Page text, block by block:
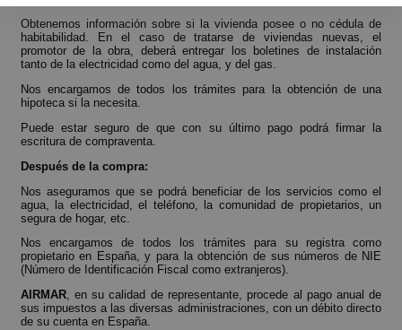
Obtenemos información sobre si la vivienda posee o no cédula de
habitabilidad. En el caso de tratarse de viviendas nuevas, el
promotor de la obra, deberá entregar los boletines de instalación
tanto de la electricidad como del agua, y del gas.
Nos encargamos de todos los trámites para la obtención de una
hipoteca si la necesita.
Puede estar seguro de que con su último pago podrá firmar la
escritura de compraventa.
Después de la compra:
Nos aseguramos que se podrá beneficiar de los servicios como el
agua, la electricidad, el teléfono, la comunidad de propietarios, un
segura de hogar, etc.
Nos encargamos de todos los trámites para su registra como
propietario en España, y para la obtención de sus números de NIE
(Número de Identificación Fiscal como extranjeros).
AIRMAR, en su calidad de representante, procede al pago anual de
sus impuestos a las diversas administraciones, con un débito directo
de su cuenta en España.